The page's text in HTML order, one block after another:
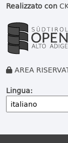
Realizzato con
AREA
Lingua